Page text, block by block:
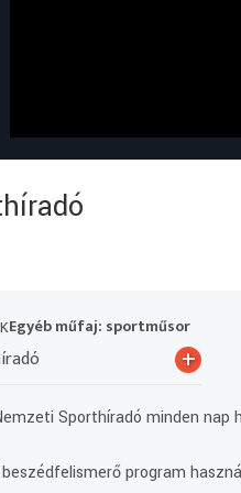
Egyéb műfaj: sportműsor
+
Sporthíradó minden nap
program